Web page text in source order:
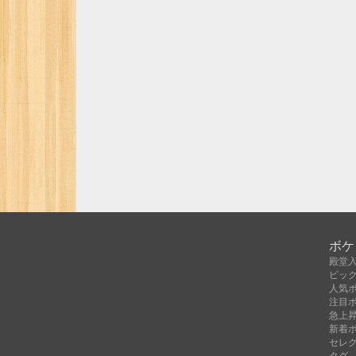
ボ
殿堂
ピッ
人気
注目
急上
新着
セレ